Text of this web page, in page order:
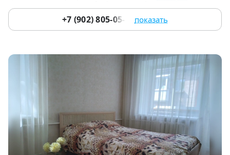
+7 (902) 805-05-55 показать